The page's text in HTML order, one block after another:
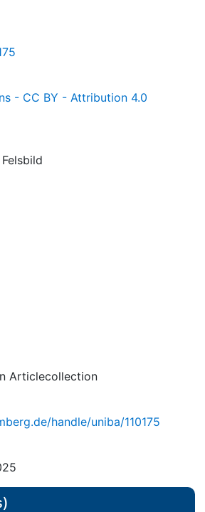
- CC BY - Attribution 4.0
Felsbild
Articlecollection
handle/uniba/110175